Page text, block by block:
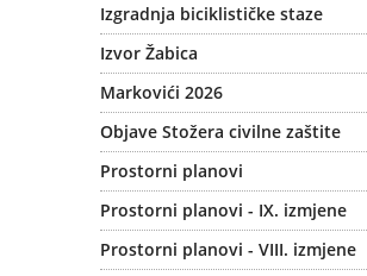
Izgradnja biciklističke staze
Izvor Žabica
Markovići 2026
Objave Stožera civilne zaštite
Prostorni planovi
Prostorni planovi - IX. izmjene
Prostorni planovi - VIII. izmjene